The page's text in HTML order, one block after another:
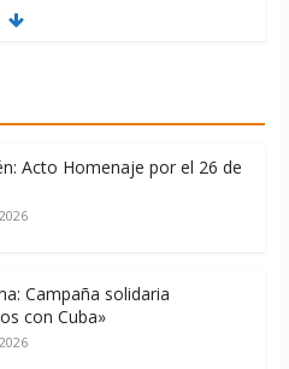
Acto Homenaje por el 26 de
Campaña solidaria
con Cuba»